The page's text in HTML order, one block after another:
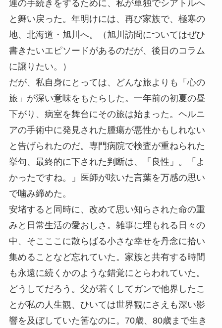
連の手続きをするために、私が単独でシアトルへ
と舞い戻った。年明けには、再び家族で、極寒の
地、北海道・旭川へ。（旭川訪問についてはぜひ
書きたいエピソードがあるのだが、後日のコラム
に譲りたい。）
だが、私自身にとっては、どんな旅よりも「心の
旅」が深い意味をもたらした。一年前の初夏の昼
下がり、病室を舞台にその旅は始まった。ヘルニ
アの手術中に発見された腫瘍が悪性かもしれない
と告げられたのだ。専門病院で検査が重ねられた
挙句、最終的に下された判断は、「良性」。「よ
かったですね。」医師が呟いた言葉を万感の思い
で噛み締めた。
安堵すると同時に、改めて思い知らされた命の重
みと日常生活の愛おしさ。雑事に埋もれる日々の
中、そこここに散らばる小さな幸せを丹念に拾い
集めることなど忘れていた。家族と共有する時間
も永遠に続くかのような錯覚にとらわれていた。
どうしてだろう。父が若くしてガンで他界したこ
とが私の人生観、ひいては世界観にさえも深い影
響を及ぼしていた筈なのに。70歳、80歳まで生き